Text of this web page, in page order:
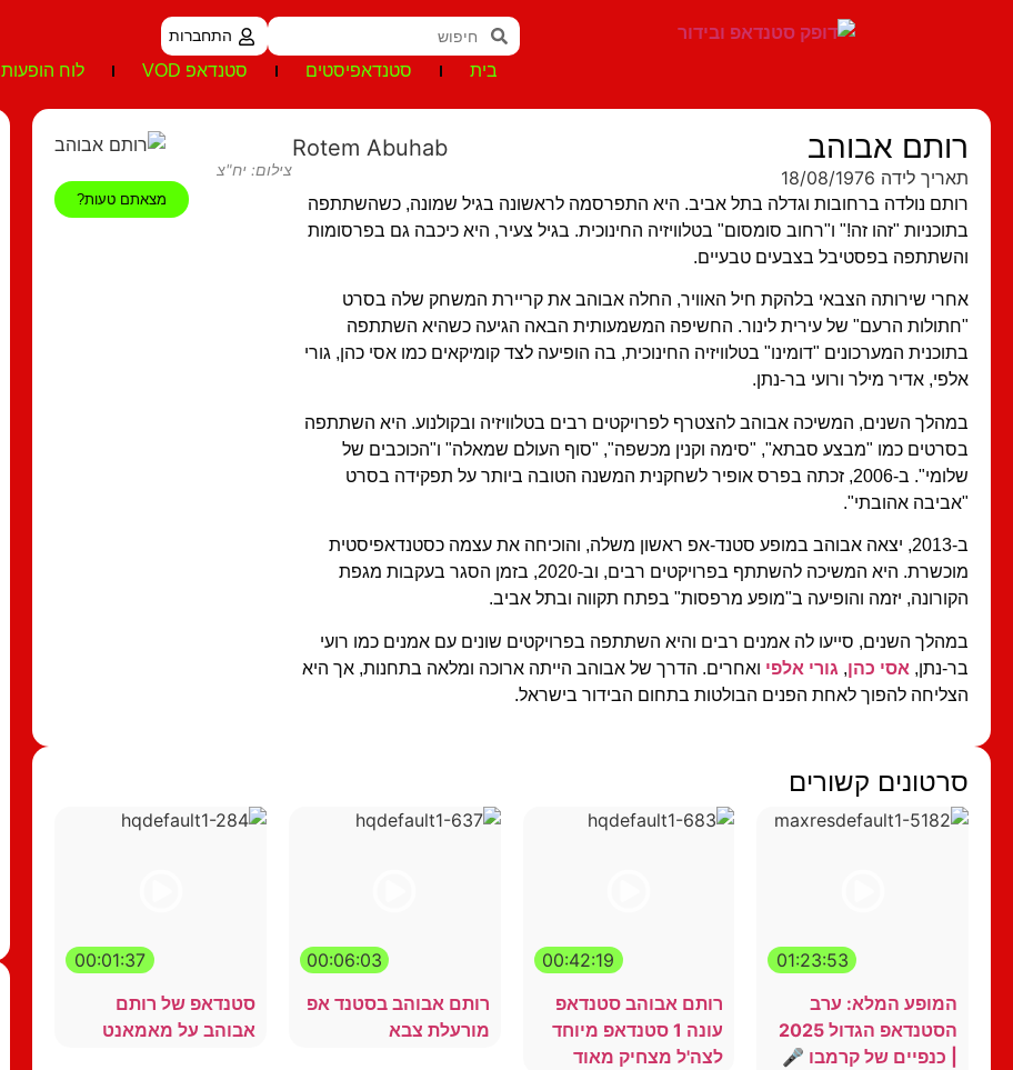
התחברות
בית סטנדאפיסטים סטנדאפ VOD לוח הופעות
רותם אבוהב Rotem Abuhab
תאריך לידה 18/08/1976
רותם נולדה ברחובות וגדלה בתל אביב. היא התפרסמה לראשונה בגיל שמונה, כשהשתתפה
בתוכניות "זהו זה!" ו"רחוב סומסום" בטלוויזיה החינוכית. בגיל צעיר, היא כיכבה גם בפרסומות
והשתתפה בפסטיבל בצבעים טבעיים.
אחרי שירותה הצבאי בלהקת חיל האוויר, החלה אבוהב את קריירת המשחק שלה בסרט
"חתולות הרעם" של עירית לינור. החשיפה המשמעותית הבאה הגיעה כשהיא השתתפה
בתוכנית המערכונים "דומינו" בטלוויזיה החינוכית, בה הופיעה לצד קומיקאים כמו אסי כהן, גורי
אלפי, אדיר מילר ורועי בר-נתן.
במהלך השנים, המשיכה אבוהב להצטרף לפרויקטים רבים בטלוויזיה ובקולנוע. היא השתתפה
בסרטים כמו "מבצע סבתא", "סימה וקנין מכשפה", "סוף העולם שמאלה" ו"הכוכבים של
שלומי". ב-2006, זכתה בפרס אופיר לשחקנית המשנה הטובה ביותר על תפקידה בסרט
"אביבה אהובתי".
ב-2013, יצאה אבוהב במופע סטנד-אפ ראשון משלה, והוכיחה את עצמה כסטנדאפיסטית
מוכשרת. היא המשיכה להשתתף בפרויקטים רבים, וב-2020, בזמן הסגר בעקבות מגפת
הקורונה, יזמה והופיעה ב"מופע מרפסות" בפתח תקווה ובתל אביב.
במהלך השנים, סייעו לה אמנים רבים והיא השתתפה בפרויקטים שונים עם אמנים כמו רועי
בר-נתן, אסי כהן, גורי אלפי ואחרים. הדרך של אבוהב הייתה ארוכה ומלאה בתחנות, אך היא
הצליחה להפוך לאחת הפנים הבולטות בתחום הבידור בישראל.
צילום: יח"צ
מצאתם טעות?
סרטונים קשורים
01:23:53
המופע המלא: ערב
הסטנדאפ הגדול 2025
| כנפיים של קרמבו 🎤
00:42:19
רותם אבוהב סטנדאפ
עונה 1 סטנדאפ מיוחד
לצה'ל מצחיק מאוד
00:06:03
רותם אבוהב בסטנד אפ
מורעלת צבא
00:01:37
סטנדאפ של רותם
אבוהב על מאמאנט